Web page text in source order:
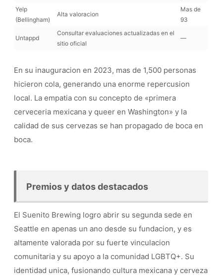
Yelp
(Bellingham)
Alta valoracion
Mas de
93
Untappd
Consultar evaluaciones actualizadas en el
sitio oficial
—
En su inauguracion en 2023, mas de 1,500 personas
hicieron cola, generando una enorme repercusion
local. La empatia con su concepto de «primera
cerveceria mexicana y queer en Washington» y la
calidad de sus cervezas se han propagado de boca en
boca.
Premios y datos destacados
El Suenito Brewing logro abrir su segunda sede en
Seattle en apenas un ano desde su fundacion, y es
altamente valorada por su fuerte vinculacion
comunitaria y su apoyo a la comunidad LGBTQ+. Su
identidad unica, fusionando cultura mexicana y cerveza